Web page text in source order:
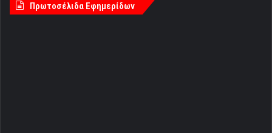
Πρωτοσέλιδα Εφημερίδων